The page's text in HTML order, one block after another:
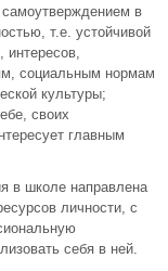
в
т.е. устойчивой
социальным нормам
культуры;
своих
главным
в школе направлена
личности, с
себя в ней.